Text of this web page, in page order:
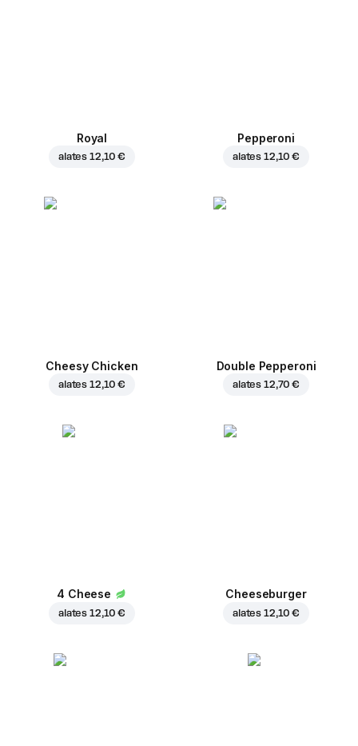
Royal
alates 12,10 €
Pepperoni
alates 12,10 €
Cheesy Chicken
alates 12,10 €
Double Pepperoni
alates 12,70 €
4 Cheese
alates 12,10 €
Cheeseburger
alates 12,10 €